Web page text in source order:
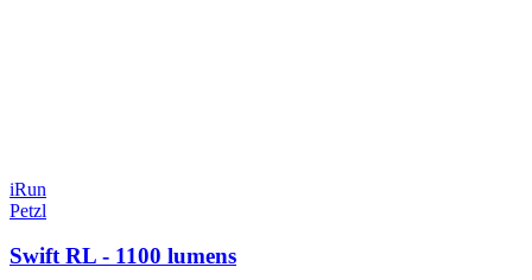
iRun
Petzl
Swift RL - 1100 lumens